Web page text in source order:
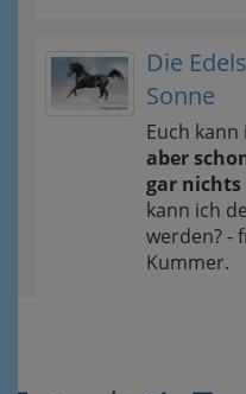
Die
Sonne
Euch kann
aber
gar
kann ich
werden? -
Kummer.